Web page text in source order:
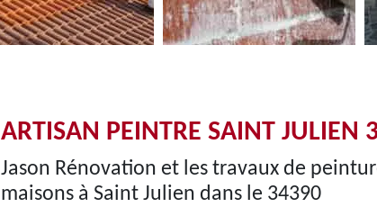
ARTISAN PEINTRE SAINT JULIEN
Jason Rénovation et les travaux de
maisons à Saint Julien dans le 34390